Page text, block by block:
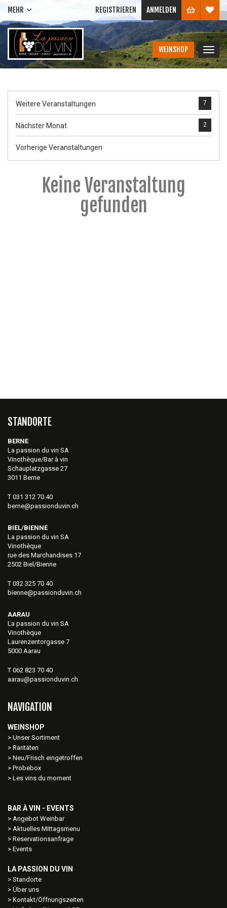
MEHR REGISTRIEREN ANMELDEN
WEINSHOP
ein-/
Weitere Veranstaltungen 7
Nächster Monat 2
Vorherige Veranstaltungen
Keine Veranstaltung
gefunden
STANDORTE
BERNE
La passion du vin SA
Vinothèque/Bar à vin
Schauplatzgasse 27
3011 Berne
T 031 312 70 40
berne@passionduvin.ch
BIEL/BIENNE
La passion du vin SA
Vinothèque
rue des Marchandises 17
2502 Biel/Bienne
T 032 325 70 40
bienne@passionduvin.ch
AARAU
La passion du vin SA
Vinothèque
Laurenzentorgasse 7
5000 Aarau
T 062 823 70 40
aarau@passionduvin.ch
NAVIGATION
WEINSHOP
Unser Sortiment
Raritäten
Neu/Frisch eingetroffen
Probebox
Les vins du moment
BAR À VIN - EVENTS
Angebot Weinbar
Aktuelles Mittagsmenu
Reservationsanfrage
Events
LA PASSION DU VIN
Standorte
Über uns
Kontakt/Öffnungszeiten